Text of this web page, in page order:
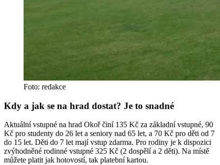
Foto: redakce
Kdy a jak se na hrad dostat? Je to snadné
Aktuální vstupné na hrad Okoř činí 135 Kč za základní vstupné, 90
Kč pro studenty do 26 let a seniory nad 65 let, a 70 Kč pro děti od 7
do 15 let. Děti do 7 let mají vstup zdarma. Pro rodiny je k dispozici
zvýhodněné rodinné vstupné 325 Kč (2 dospělí a 2 děti). Na místě
můžete platit jak hotovostí, tak platební kartou.